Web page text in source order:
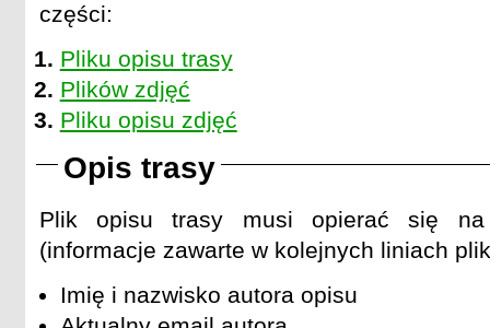
części:
Pliku opisu trasy
Plików zdjęć
Pliku opisu zdjęć
Opis trasy
Plik opisu trasy musi opierać się na
(informacje zawarte w kolejnych liniach
Imię i nazwisko autora opisu